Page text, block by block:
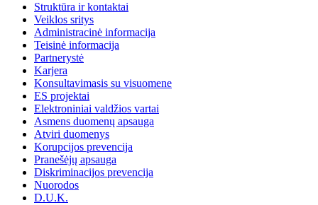
Struktūra ir kontaktai
Veiklos sritys
Administracinė informacija
Teisinė informacija
Partnerystė
Karjera
Konsultavimasis su visuomene
ES projektai
Elektroniniai valdžios vartai
Asmens duomenų apsauga
Atviri duomenys
Korupcijos prevencija
Pranešėjų apsauga
Diskriminacijos prevencija
Nuorodos
D.U.K.